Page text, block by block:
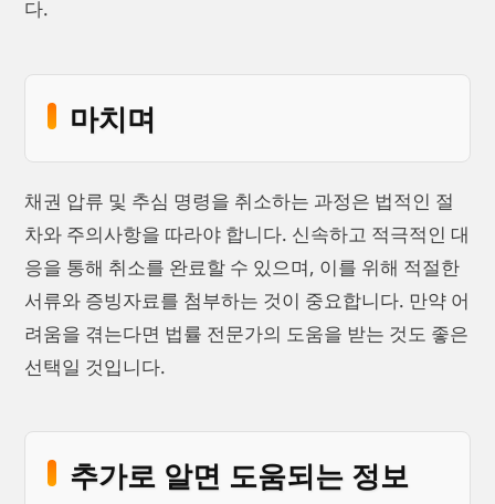
다.
마치며
채권 압류 및 추심 명령을 취소하는 과정은 법적인 절
차와 주의사항을 따라야 합니다. 신속하고 적극적인 대
응을 통해 취소를 완료할 수 있으며, 이를 위해 적절한
서류와 증빙자료를 첨부하는 것이 중요합니다. 만약 어
려움을 겪는다면 법률 전문가의 도움을 받는 것도 좋은
선택일 것입니다.
추가로 알면 도움되는 정보